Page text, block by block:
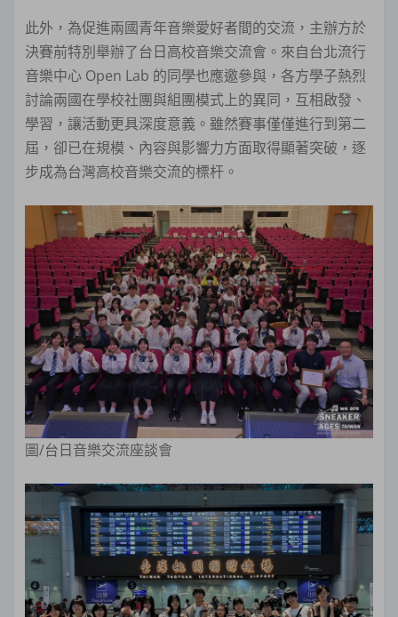
此外，為促進兩國青年音樂愛好者間的交流，主辦方於
決賽前特別舉辦了台日高校音樂交流會。來自台北流行
音樂中心 Open Lab 的同學也應邀參與，各方學子熱烈
討論兩國在學校社團與組團模式上的異同，互相啟發、
學習，讓活動更具深度意義。雖然賽事僅僅進行到第二
屆，卻已在規模、內容與影響力方面取得顯著突破，逐
步成為台灣高校音樂交流的標杆。
圖/台日音樂交流座談會